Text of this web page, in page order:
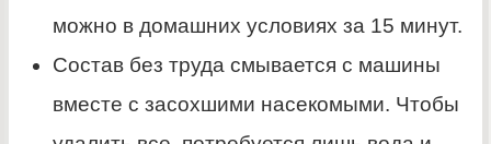
можно в домашних условиях за 15 минут.
Состав без труда смывается с машины
вместе с засохшими насекомыми. Чтобы